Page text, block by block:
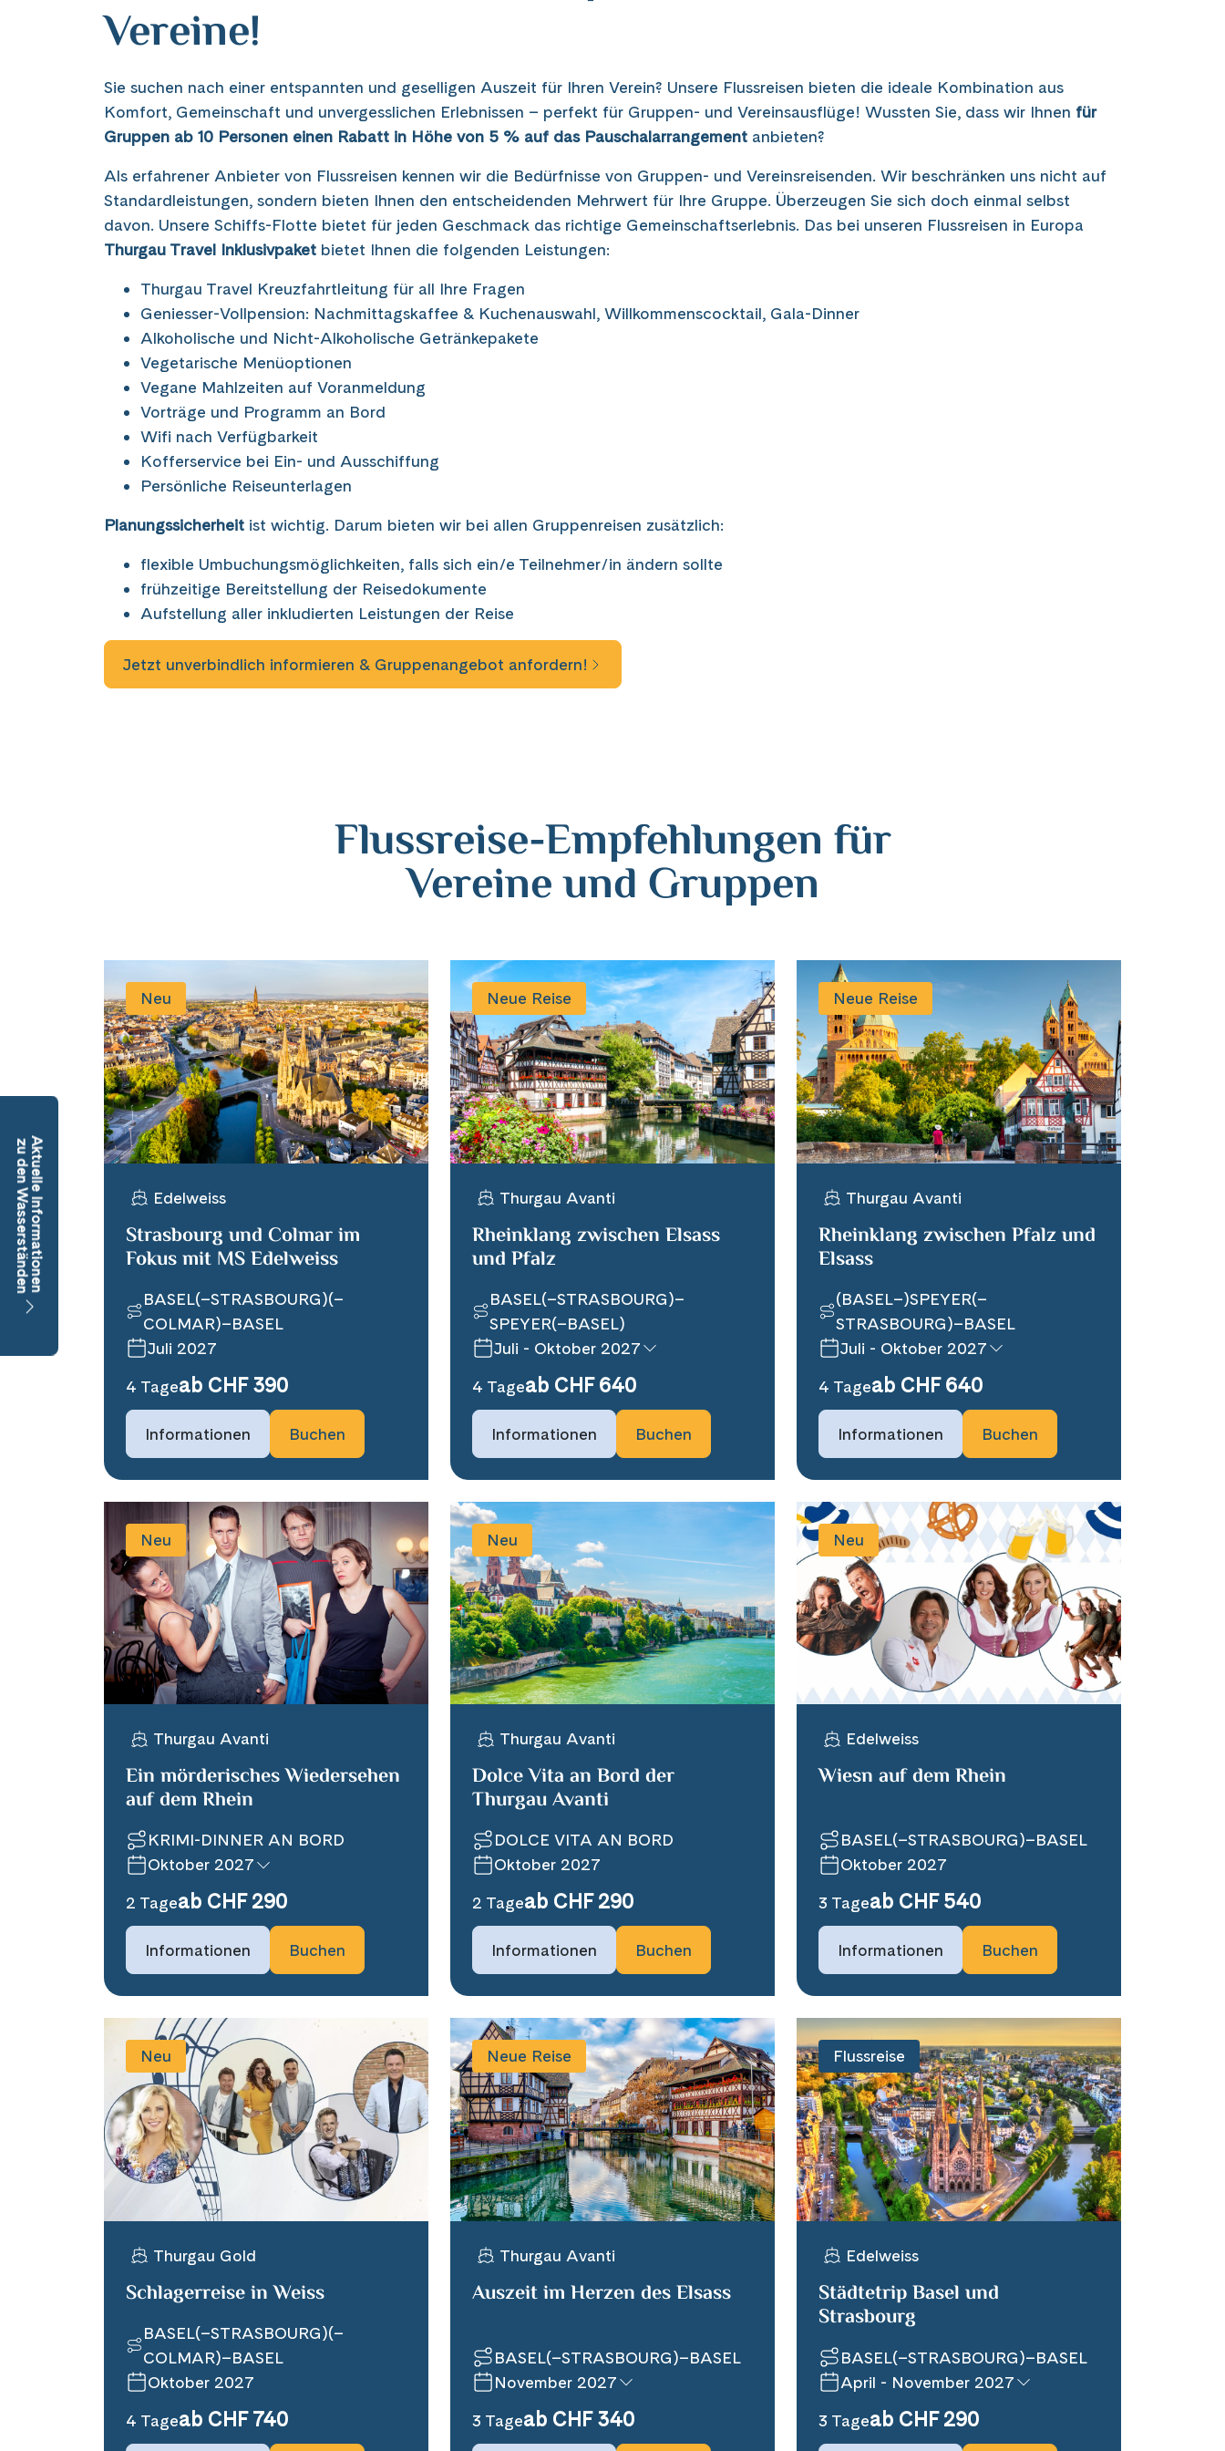
Aktuelle Informationen
zu den Wasserständen
Vereine!
Sie suchen nach einer entspannten und geselligen Auszeit für Ihren Verein? Unsere Flussreisen bieten die ideale Kombination aus
Komfort, Gemeinschaft und unvergesslichen Erlebnissen – perfekt für Gruppen- und Vereinsausflüge! Wussten Sie, dass wir Ihnen für
Gruppen ab 10 Personen einen Rabatt in Höhe von 5 % auf das Pauschalarrangement anbieten?
Als erfahrener Anbieter von Flussreisen kennen wir die Bedürfnisse von Gruppen- und Vereinsreisenden. Wir beschränken uns nicht auf
Standardleistungen, sondern bieten Ihnen den entscheidenden Mehrwert für Ihre Gruppe. Überzeugen Sie sich doch einmal selbst
davon. Unsere Schiffs-Flotte bietet für jeden Geschmack das richtige Gemeinschaftserlebnis. Das bei unseren Flussreisen in Europa
Thurgau Travel Inklusivpaket bietet Ihnen die folgenden Leistungen:
Thurgau Travel Kreuzfahrtleitung für all Ihre Fragen
Geniesser-Vollpension: Nachmittagskaffee & Kuchenauswahl, Willkommenscocktail, Gala-Dinner
Alkoholische und Nicht-Alkoholische Getränkepakete
Vegetarische Menüoptionen
Vegane Mahlzeiten auf Voranmeldung
Vorträge und Programm an Bord
Wifi nach Verfügbarkeit
Kofferservice bei Ein- und Ausschiffung
Persönliche Reiseunterlagen
Planungssicherheit ist wichtig. Darum bieten wir bei allen Gruppenreisen zusätzlich:
flexible Umbuchungsmöglichkeiten, falls sich ein/e Teilnehmer/in ändern sollte
frühzeitige Bereitstellung der Reisedokumente
Aufstellung aller inkludierten Leistungen der Reise
Jetzt unverbindlich informieren & Gruppenangebot anfordern!
Flussreise-Empfehlungen für
Vereine und Gruppen
Neu
Edelweiss
Strasbourg und Colmar im
Fokus mit MS Edelweiss
BASEL(–STRASBOURG)(–
COLMAR)–BASEL
Juli 2027
4 Tageab CHF 390
Informationen Buchen
Neue Reise
Thurgau Avanti
Rheinklang zwischen Elsass
und Pfalz
BASEL(–STRASBOURG)–
SPEYER(–BASEL)
Juli - Oktober 2027
4 Tageab CHF 640
Informationen Buchen
Neue Reise
Thurgau Avanti
Rheinklang zwischen Pfalz und
Elsass
(BASEL–)SPEYER(–
STRASBOURG)–BASEL
Juli - Oktober 2027
4 Tageab CHF 640
Informationen Buchen
Neu
Thurgau Avanti
Ein mörderisches Wiedersehen
auf dem Rhein
KRIMI-DINNER AN BORD
Oktober 2027
2 Tageab CHF 290
Informationen Buchen
Neu
Thurgau Avanti
Dolce Vita an Bord der
Thurgau Avanti
DOLCE VITA AN BORD
Oktober 2027
2 Tageab CHF 290
Informationen Buchen
Neu
Edelweiss
Wiesn auf dem Rhein
BASEL(–STRASBOURG)–BASEL
Oktober 2027
3 Tageab CHF 540
Informationen Buchen
Neu
Thurgau Gold
Schlagerreise in Weiss
BASEL(–STRASBOURG)(–
COLMAR)–BASEL
Oktober 2027
4 Tageab CHF 740
Neue Reise
Thurgau Avanti
Auszeit im Herzen des Elsass
BASEL(–STRASBOURG)–BASEL
November 2027
3 Tageab CHF 340
Flussreise
Edelweiss
Städtetrip Basel und
Strasbourg
BASEL(–STRASBOURG)–BASEL
April - November 2027
3 Tageab CHF 290